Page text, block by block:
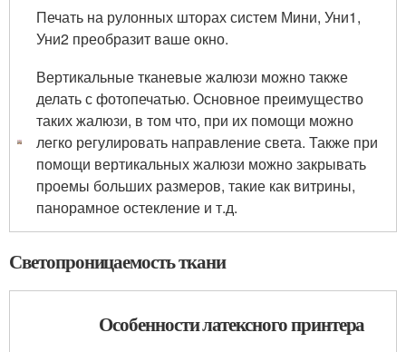
Печать на рулонных шторах систем Мини, Уни1,
Уни2 преобразит ваше окно.
Вертикальные тканевые жалюзи можно также
делать с фотопечатью. Основное преимущество
таких жалюзи, в том что, при их помощи можно
легко регулировать направление света. Также при
помощи вертикальных жалюзи можно закрывать
проемы больших размеров, такие как витрины,
панорамное остекление и т.д.
Светопроницаемость ткани
Особенности латексного принтера